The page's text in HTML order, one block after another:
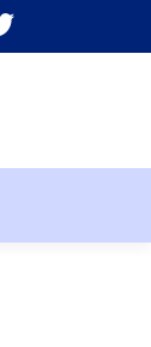
language